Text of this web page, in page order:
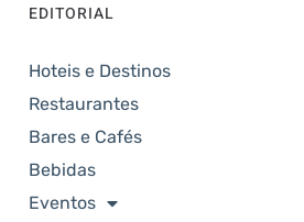
EDITORIAL
Hoteis e Destinos
Restaurantes
Bares e Cafés
Bebidas
Eventos